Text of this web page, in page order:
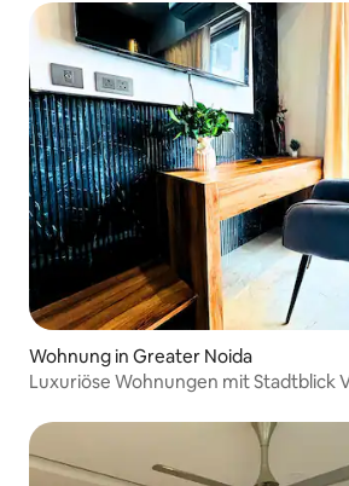
Wohnung in Greater Noida
Luxuriöse Wohnungen mit Stadtblick